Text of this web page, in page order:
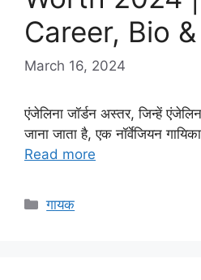
Career, Bio
March 16, 2024
एंजेलिना जॉर्डन अस्तर, जिन्हें
जाना जाता है, एक नॉर्वेजियन
Read more
Categories
गायक